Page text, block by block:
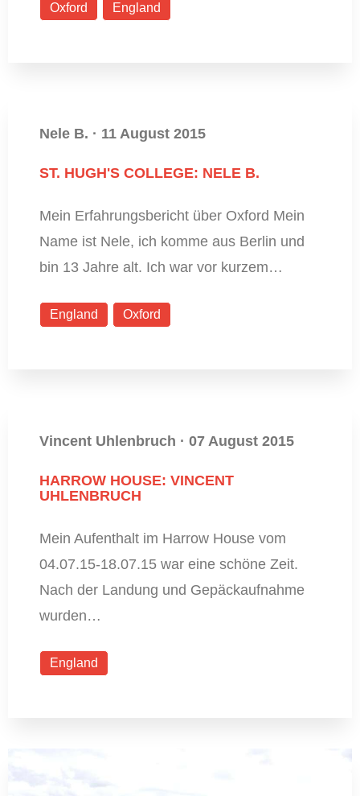
Oxford England
Nele B. · 11 August 2015
ST. HUGH'S COLLEGE: NELE B.
Mein Erfahrungsbericht über Oxford Mein
Name ist Nele, ich komme aus Berlin und
bin 13 Jahre alt. Ich war vor kurzem…
England Oxford
Vincent Uhlenbruch · 07 August 2015
HARROW HOUSE: VINCENT
UHLENBRUCH
Mein Aufenthalt im Harrow House vom
04.07.15-18.07.15 war eine schöne Zeit.
Nach der Landung und Gepäckaufnahme
wurden…
England